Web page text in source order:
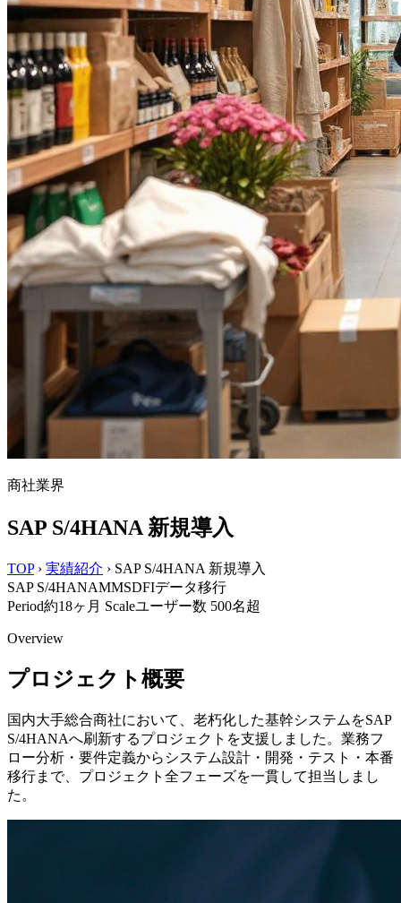
商社業界
SAP S/4HANA 新規導入
TOP › 実績紹介 › SAP S/4HANA 新規導入
SAP S/4HANAMMSDFIデータ移行
Period約18ヶ月 Scaleユーザー数 500名超
Overview
プロジェクト概要
国内大手総合商社において、老朽化した基幹システムをSAP
S/4HANAへ刷新するプロジェクトを支援しました。業務フ
ロー分析・要件定義からシステム設計・開発・テスト・本番
移行まで、プロジェクト全フェーズを一貫して担当しまし
た。